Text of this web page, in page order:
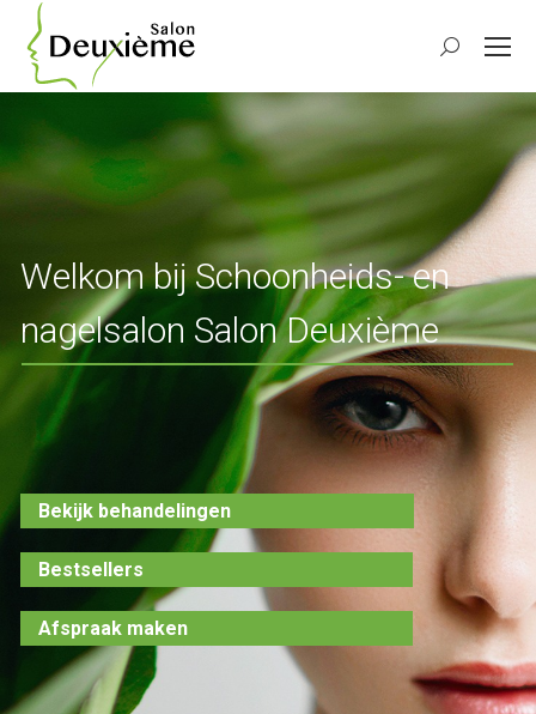
Search:
Welkom bij Schoonheids- en
nagelsalon Salon Deuxième
Bekijk behandelingen
Bestsellers
Afspraak maken